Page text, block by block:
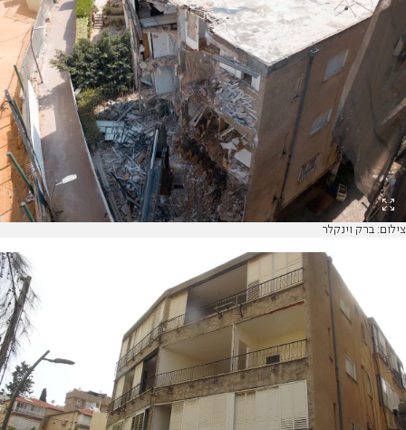
צילום: ברק וינקלר